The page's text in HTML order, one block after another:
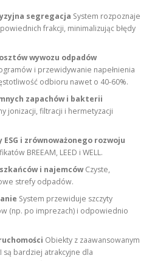
segregacja System rozpoznaje
frakcji, minimalizując błędy
wywozu odpadów
i przewidywanie napełnienia
odbioru nawet o 40-60%.
zapachów i bakterii
jonizacji, filtracji i hermetyzacji
ESG i zrównoważonego rozwoju
BREEAM, LEED i WELL.
i najemcówCzyste,
strefy odpadów.
System przewiduje szczyty
(np. po imprezach) i odpowiednio
Obiekty z zaawansowanym
są bardziej atrakcyjne dla